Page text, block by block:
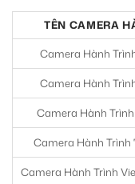
TÊN CAMERA
Camera Hành
Camera Hành
Camera Hành
Camera Hành Trình
Camera Hành Trình